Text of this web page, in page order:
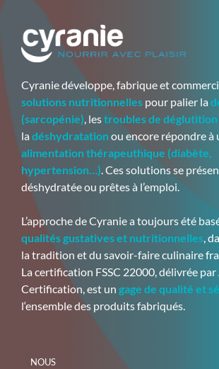
Cyranie développe, fabrique et
solutions nutritionnelles pour palier la
(sarcopénie), lestroubles de déglutition
la déshydratation ou encore répondre à
alimentation thérapeuthique (diabète,
hypertension…). Ces solutions se
déshydratée ou prêtes à l’emploi.
L’approche de Cyranie a toujours été
qualités gustatives et nutritionnelles,
la tradition et du savoir-faire culinaire
La certification FSSC 22000, délivrée
Certification, est un gage de qualité et
l‘ensemble des produits fabriqués.
NOUS